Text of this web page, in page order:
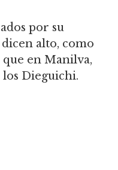
por su
alto, como
que en Manilva,
Dieguichi.